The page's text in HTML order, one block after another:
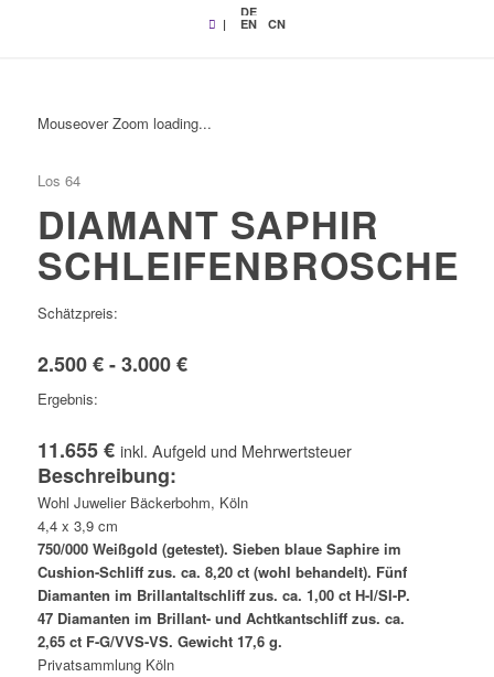
|
DE
EN CN
Mouseover Zoom loading...
Los 64
DIAMANT SAPHIR
SCHLEIFENBROSCHE
Schätzpreis:
2.500 € - 3.000 €
Ergebnis:
11.655 € inkl. Aufgeld und Mehrwertsteuer
Beschreibung:
Wohl Juwelier Bäckerbohm, Köln
4,4 x 3,9 cm
750/000 Weißgold (getestet). Sieben blaue Saphire im
Cushion-Schliff zus. ca. 8,20 ct (wohl behandelt). Fünf
Diamanten im Brillantaltschliff zus. ca. 1,00 ct H-I/SI-P.
47 Diamanten im Brillant- und Achtkantschliff zus. ca.
2,65 ct F-G/VVS-VS. Gewicht 17,6 g.
Privatsammlung Köln